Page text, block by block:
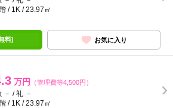
/ 1K / 23.97㎡
料) お気に入り
万円 （管理費等4,500円）
－ / 礼 －
/ 1K / 23.97㎡